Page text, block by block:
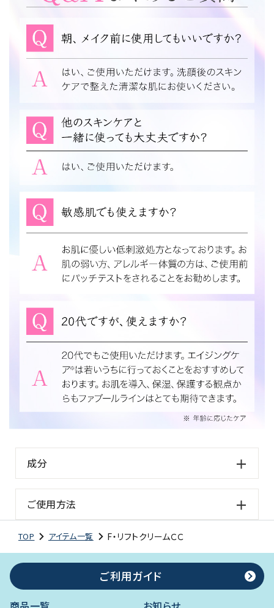
成分
ご使用方法
TOP アイテム一覧 F・リフトクリームＣＣ
ご利用ガイド